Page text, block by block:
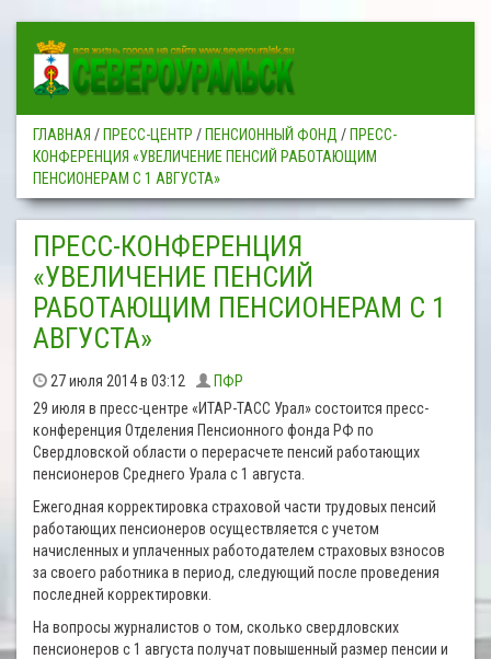
ГЛАВНАЯ / ПРЕСС-ЦЕНТР / ПЕНСИОННЫЙ ФОНД / ПРЕСС-
КОНФЕРЕНЦИЯ «УВЕЛИЧЕНИЕ ПЕНСИЙ РАБОТАЮЩИМ
ПЕНСИОНЕРАМ С 1 АВГУСТА»
ПРЕСС-КОНФЕРЕНЦИЯ
«УВЕЛИЧЕНИЕ ПЕНСИЙ
РАБОТАЮЩИМ ПЕНСИОНЕРАМ С 1
АВГУСТА»
27 июля 2014 в 03:12
ПФР
29 июля в пресс-центре «ИТАР-ТАСС Урал» состоится пресс-
конференция Отделения Пенсионного фонда РФ по
Свердловской области о перерасчете пенсий работающих
пенсионеров Среднего Урала с 1 августа.
Ежегодная корректировка страховой части трудовых пенсий
работающих пенсионеров осуществляется с учетом
начисленных и уплаченных работодателем страховых взносов
за своего работника в период, следующий после проведения
последней корректировки.
На вопросы журналистов о том, сколько свердловских
пенсионеров с 1 августа получат повышенный размер пенсии и